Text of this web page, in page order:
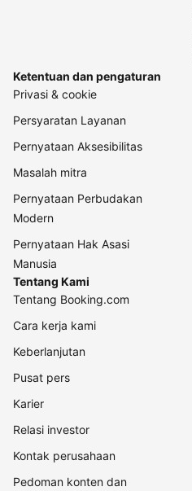
Ketentuan dan pengaturan
Privasi & cookie
Persyaratan Layanan
Pernyataan Aksesibilitas
Masalah mitra
Pernyataan Perbudakan
Modern
Pernyataan Hak Asasi
Manusia
Tentang Kami
Tentang Booking.com
Cara kerja kami
Keberlanjutan
Pusat pers
Karier
Relasi investor
Kontak perusahaan
Pedoman konten dan